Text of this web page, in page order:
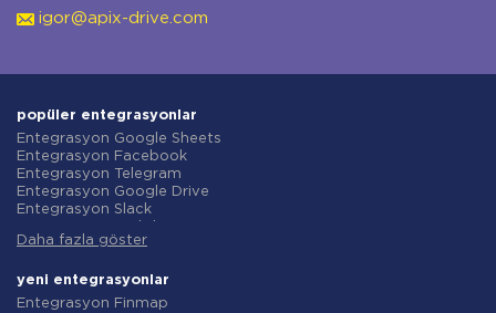
igor@apix-drive.com
popüler entegrasyonlar
Entegrasyon Google Sheets
Entegrasyon Facebook
Entegrasyon Telegram
Entegrasyon Google Drive
Entegrasyon Slack
Entegrasyon Gmail
Entegrasyon ClickUp
Entegrasyon Airtable
Daha fazla göster
yeni entegrasyonlar
Entegrasyon Finmap